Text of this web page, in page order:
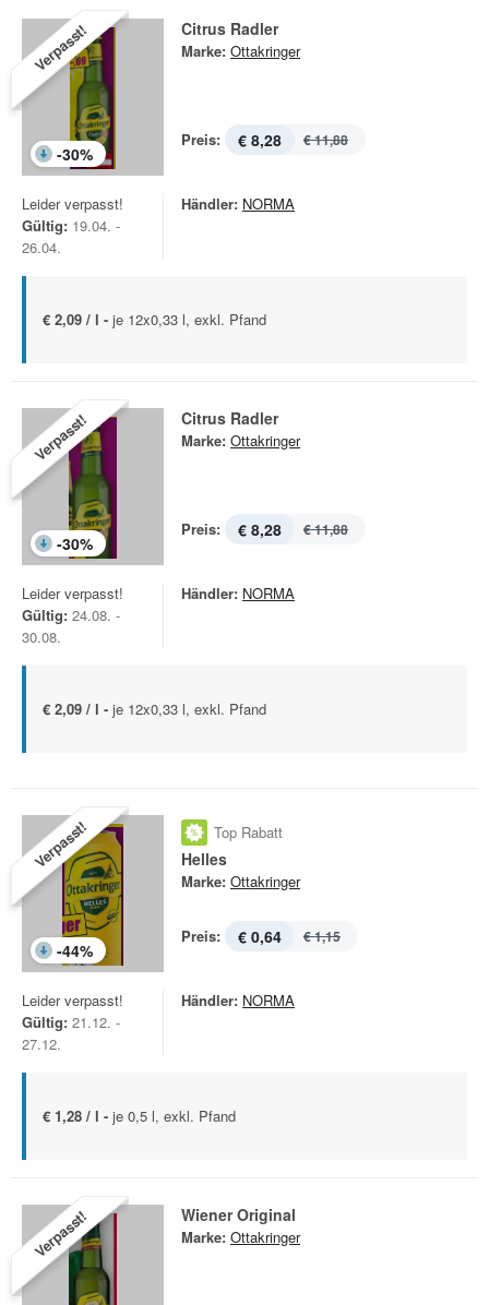
Verpasst!
-30%
Citrus Radler
Marke: Ottakringer
Preis: € 8,28 € 11,88
Leider verpasst!
Gültig: 19.04. -
26.04.
Händler: NORMA
€ 2,09 / l - je 12x0,33 l, exkl. Pfand
Verpasst!
-30%
Citrus Radler
Marke: Ottakringer
Preis: € 8,28 € 11,88
Leider verpasst!
Gültig: 24.08. -
30.08.
Händler: NORMA
€ 2,09 / l - je 12x0,33 l, exkl. Pfand
Verpasst!
-44%
Top Rabatt
Helles
Marke: Ottakringer
Preis: € 0,64 € 1,15
Leider verpasst!
Gültig: 21.12. -
27.12.
Händler: NORMA
€ 1,28 / l - je 0,5 l, exkl. Pfand
Verpasst! Wiener Original
Marke: Ottakringer